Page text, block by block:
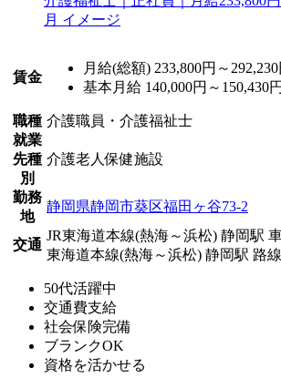
賃金
月給(総額) 233,800円～292,230
基本月給 140,000円～150,430円
職種 介護職員・介護福祉士
就業
先種
別
介護老人保健施設
勤務
地
静岡県静岡市葵区福田ヶ谷73-2
交通
JR東海道本線(熱海～浜松) 静岡駅
東海道本線(熱海～浜松) 静岡駅 路
50代活躍中
交通費支給
社会保険完備
ブランクOK
資格を活かせる